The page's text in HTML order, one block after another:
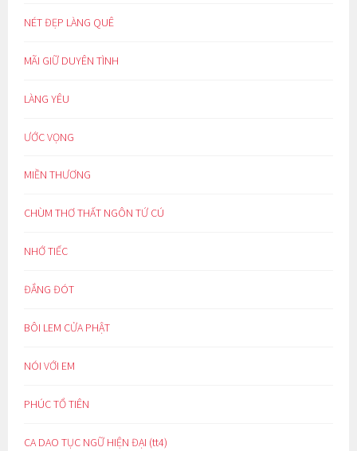
NÉT ĐẸP LÀNG QUÊ
MÃI GIỮ DUYÊN TÌNH
LÀNG YÊU
ƯỚC VỌNG
MIỀN THƯƠNG
CHÙM THƠ THẤT NGÔN TỨ CÚ
NHỚ TIẾC
ĐẮNG ĐÓT
BÔI LEM CỬA PHẬT
NÓI VỚI EM
PHÚC TỔ TIÊN
CA DAO TỤC NGỮ HIỆN ĐẠI (tt4)